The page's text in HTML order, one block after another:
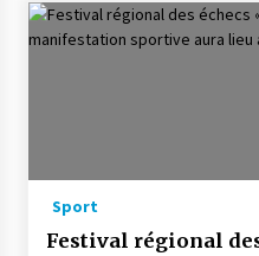
Sport
Festival régional